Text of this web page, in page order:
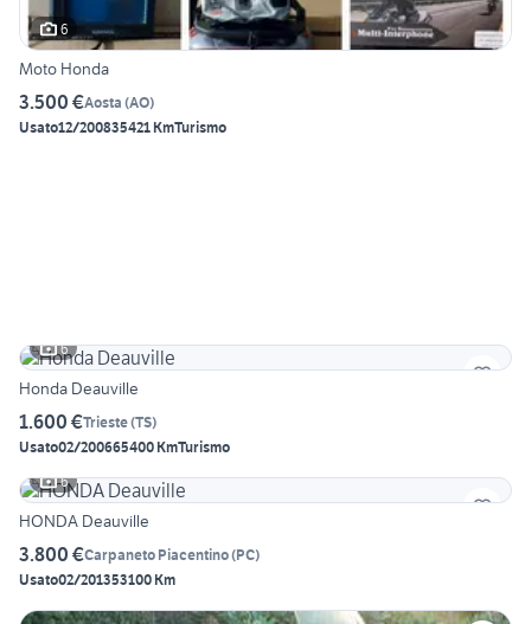
6
Moto Honda
3.500 €Aosta (AO)
Usato12/200835421 KmTurismo
6
Honda Deauville
1.600 €Trieste(TS)
Usato02/200665400 KmTurismo
6
HONDA Deauville
3.800 €Carpaneto Piacentino(PC)
Usato02/201353100 Km